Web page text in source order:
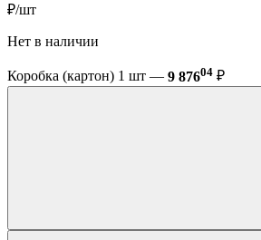
₽/шт
Нет в наличии
Коробка (картон) 1 шт — 9 87604 ₽